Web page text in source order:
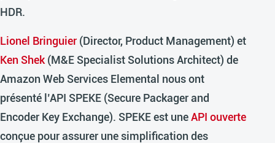
HDR.
Lionel Bringuier (Director, Product Management) et
Ken Shek (M&E Specialist Solutions Architect) de
Amazon Web Services Elemental nous ont
présenté l’API SPEKE (Secure Packager and
Encoder Key Exchange). SPEKE est uneAPI ouverte
conçue pour assurer une simplification des